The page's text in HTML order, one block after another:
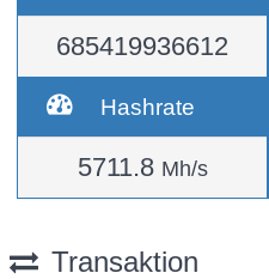
685419936612
Hashrate
5711.8 Mh/s
Transaktion